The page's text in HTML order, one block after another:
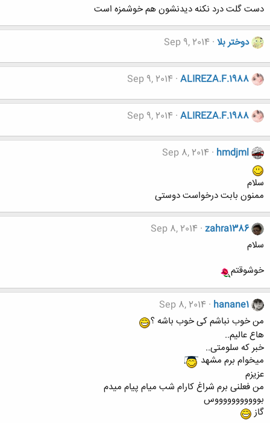
دست گلت درد نکنه دیدنشون هم خوشمزه است
دوختر بلا Sep 9, 2014
ALIREZA.F.1988
Sep 9, 2014
ALIREZA.F.1988
Sep 9, 2014
hmdjml
Sep 8, 2014
سلام
ممنون بابت درخواست دوستی
zahra1386
Sep 8, 2014
سلام
خوشوقتم
hanane1
Sep 8, 2014
من خوب نباشم کی خوب باشه ؟
هاع عالیم..
خبر که سلومتی..
میخوام برم مشهد
عزیزم
من فعلنی برم شراغ کارام شب میام پیام میدم
بوووووووووووس
گاز